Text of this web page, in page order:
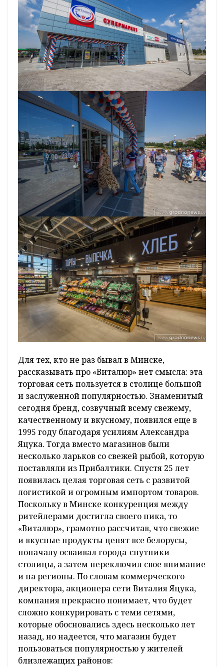
Для тех, кто не раз бывал в Минске,
рассказывать про «Виталюр» нет смысла: эта
торговая сеть пользуется в столице большой
и заслуженной популярностью. Знаменитый
сегодня бренд, созвучный всему свежему,
качественному и вкусному, появился еще в
1995 году благодаря усилиям Александра
Яцука. Тогда вместо магазинов были
несколько ларьков со свежей рыбой, которую
поставляли из Прибалтики. Спустя 25 лет
появилась целая торговая сеть с развитой
логистикой и огромным импортом товаров.
Поскольку в Минске конкуренция между
ритейлерами достигла своего пика, то
«Виталюр», грамотно рассчитав, что свежие
и вкусные продукты ценят все белорусы,
поначалу осваивал города-спутники
столицы, а затем переключил свое внимание
и на регионы. По словам коммерческого
директора, акционера сети Виталия Яцука,
компания прекрасно понимает, что будет
сложно конкурировать с теми сетями,
которые обосновались здесь несколько лет
назад, но надеется, что магазин будет
пользоваться популярностью у жителей
близлежащих районов: